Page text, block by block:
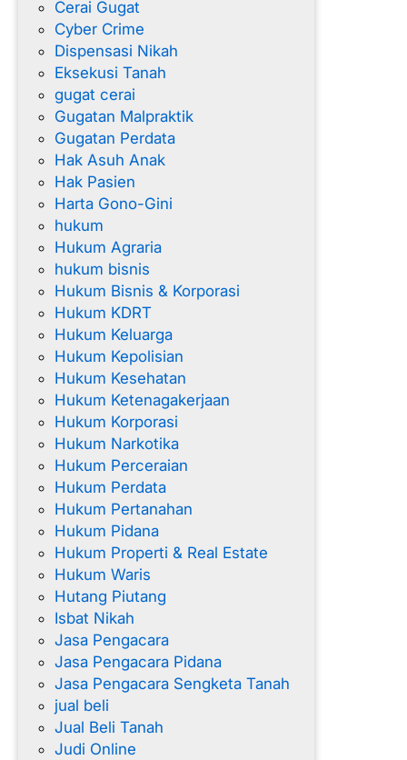
Cerai Gugat
Cyber Crime
Dispensasi Nikah
Eksekusi Tanah
gugat cerai
Gugatan Malpraktik
Gugatan Perdata
Hak Asuh Anak
Hak Pasien
Harta Gono-Gini
hukum
Hukum Agraria
hukum bisnis
Hukum Bisnis & Korporasi
Hukum KDRT
Hukum Keluarga
Hukum Kepolisian
Hukum Kesehatan
Hukum Ketenagakerjaan
Hukum Korporasi
Hukum Narkotika
Hukum Perceraian
Hukum Perdata
Hukum Pertanahan
Hukum Pidana
Hukum Properti & Real Estate
Hukum Waris
Hutang Piutang
Isbat Nikah
Jasa Pengacara
Jasa Pengacara Pidana
Jasa Pengacara Sengketa Tanah
jual beli
Jual Beli Tanah
Judi Online